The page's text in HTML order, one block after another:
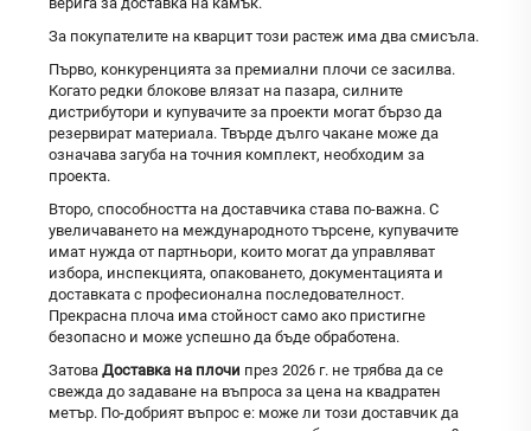
За покупателите на кварцит този растеж има два смисъла.
Първо, конкуренцията за премиални плочи се засилва.
Когато редки блокове влязат на пазара, силните
дистрибутори и купувачите за проекти могат бързо да
резервират материала. Твърде дълго чакане може да
означава загуба на точния комплект, необходим за
проекта.
Второ, способността на доставчика става по-важна. С
увеличаването на международното търсене, купувачите
имат нужда от партньори, които могат да управляват
избора, инспекцията, опаковането, документацията и
доставката с професионална последователност.
Прекрасна плоча има стойност само ако пристигне
безопасно и може успешно да бъде обработена.
Затова Доставка на плочи през 2026 г. не трябва да се
свежда до задаване на въпроса за цена на квадратен
метър. По-добрият въпрос е: може ли този доставчик да